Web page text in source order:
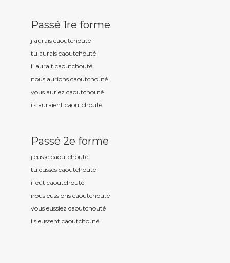
Passé 1re forme
j'aurais caoutchouté
tu aurais caoutchouté
il aurait caoutchouté
nous aurions caoutchouté
vous auriez caoutchouté
ils auraient caoutchouté
Passé 2e forme
j'eusse caoutchouté
tu eusses caoutchouté
il eût caoutchouté
nous eussions caoutchouté
vous eussiez caoutchouté
ils eussent caoutchouté